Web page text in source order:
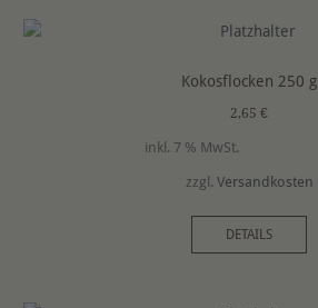
Kokosflocken 250 g
2,65 €
inkl. 7 % MwSt.
zzgl. Versandkosten
DETAILS